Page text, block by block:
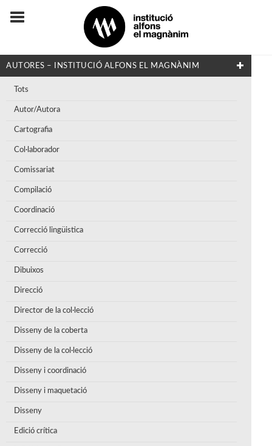
AUTORES – INSTITUCIÓ ALFONS EL MAGNÀNIM
Tots
Autor/Autora
Cartografia
Col·laborador
Comissariat
Compilació
Coordinació
Correcció lingüistica
Correcció
Dibuixos
Direcció
Director de la col·lecció
Disseny de la coberta
Disseny de la col·lecció
Disseny i coordinació
Disseny i maquetació
Disseny
Edició crítica